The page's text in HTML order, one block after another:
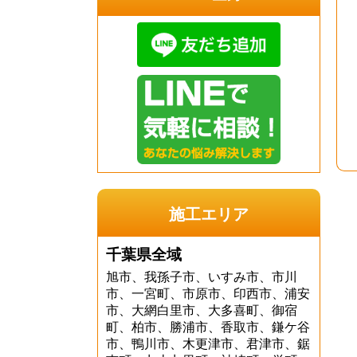
施工エリア
千葉県全域
旭市、我孫子市、いすみ市、市川
市、一宮町、市原市、印西市、浦安
市、大網白里市、大多喜町、御宿
町、柏市、勝浦市、香取市、鎌ケ谷
市、鴨川市、木更津市、君津市、鋸